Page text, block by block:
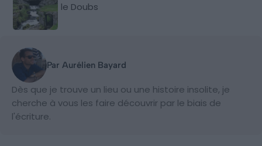
le Doubs
Par Aurélien Bayard
Dès que je trouve un lieu ou une histoire insolite, je
cherche à vous les faire découvrir par le biais de
l'écriture.